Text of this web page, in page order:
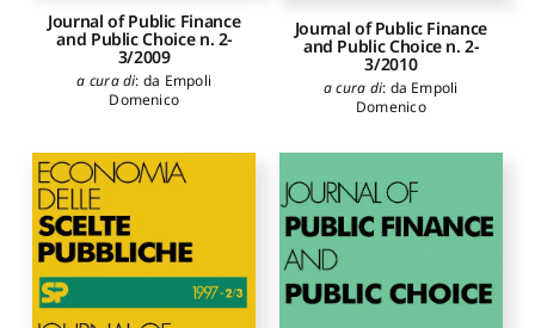
Journal of Public Finance
and Public Choice n. 2-
3/2009
a cura di: da Empoli
Domenico
Journal of Public Finance
and Public Choice n. 2-
3/2010
a cura di: da Empoli
Domenico